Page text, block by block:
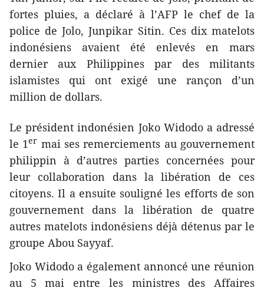
fortes pluies, a déclaré à l’AFP le chef de la
police de Jolo, Junpikar Sitin. Ces dix matelots
indonésiens avaient été enlevés en mars
dernier aux Philippines par des militants
islamistes qui ont exigé une rançon d’un
million de dollars.
Le président indonésien Joko Widodo a adressé
le 1er mai ses remerciements au gouvernement
philippin à d’autres parties concernées pour
leur collaboration dans la libération de ces
citoyens. Il a ensuite souligné les efforts de son
gouvernement dans la libération de quatre
autres matelots indonésiens déjà détenus par le
groupe Abou Sayyaf.
Joko Widodo a également annoncé une réunion
au 5 mai entre les ministres des Affaires